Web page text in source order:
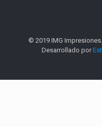
© 2019 IMG
Desarrollado por